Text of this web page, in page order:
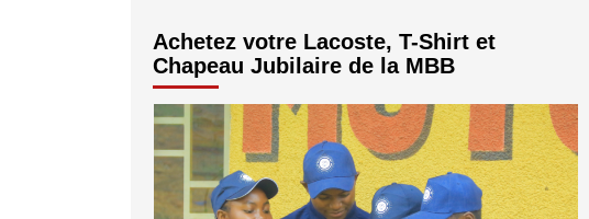
Achetez votre Lacoste, T-Shirt et
Chapeau Jubilaire de la MBB